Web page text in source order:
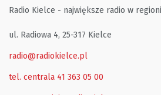
Radio Kielce - największe radio w
ul. Radiowa 4, 25-317 Kielce
radio@radiokielce.pl
tel. centrala 41 363 05 00